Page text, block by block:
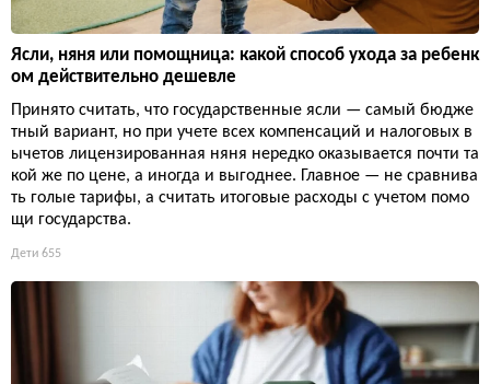
Ясли, няня или помощница: какой способ ухода за ребенк
ом действительно дешевле
Принято считать, что государственные ясли — самый бюдже
тный вариант, но при учете всех компенсаций и налоговых в
ычетов лицензированная няня нередко оказывается почти та
кой же по цене, а иногда и выгоднее. Главное — не сравнива
ть голые тарифы, а считать итоговые расходы с учетом помо
щи государства.
Дети 655